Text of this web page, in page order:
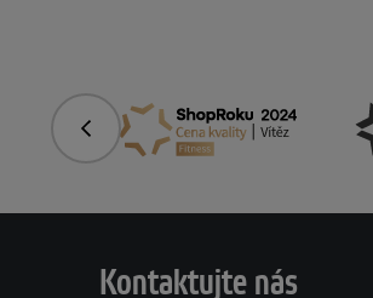
Předchozí
Kontaktujte nás